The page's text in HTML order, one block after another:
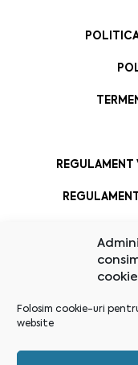
Folosim cookie-uri
website